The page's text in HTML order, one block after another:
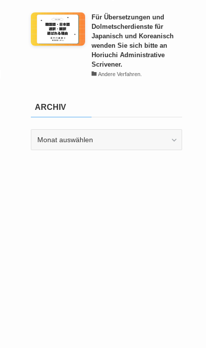
Für Übersetzungen und
Dolmetscherdienste für
Japanisch und Koreanisch
wenden Sie sich bitte an
Horiuchi Administrative
Scrivener.
Andere Verfahren.
ARCHIV